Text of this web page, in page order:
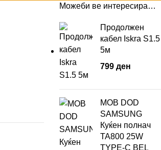
Можеби ве интересира…
Продолжен
кабел Iskra S1.5
5м
799 ден
MOB DOD
SAMSUNG
Куќен полнач
TA800 25W
TYPE-C BEL